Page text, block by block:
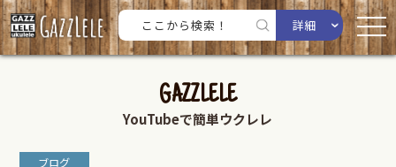
詳細
GAZZLELE
YouTubeで簡単ウクレレ
ブログ